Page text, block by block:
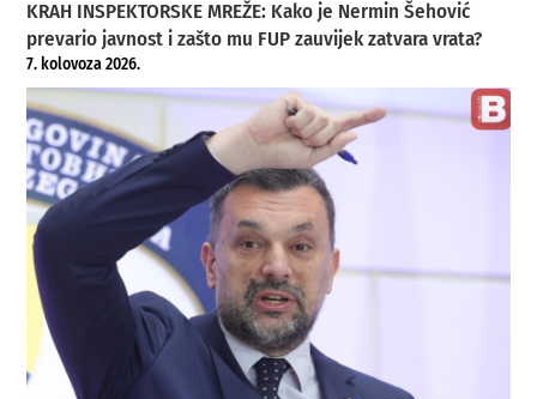
KRAH INSPEKTORSKE MREŽE: Kako je Nermin Šehović
prevario javnost i zašto mu FUP zauvijek zatvara vrata?
7. kolovoza 2026.